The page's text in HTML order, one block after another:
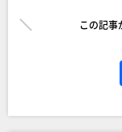
この記事